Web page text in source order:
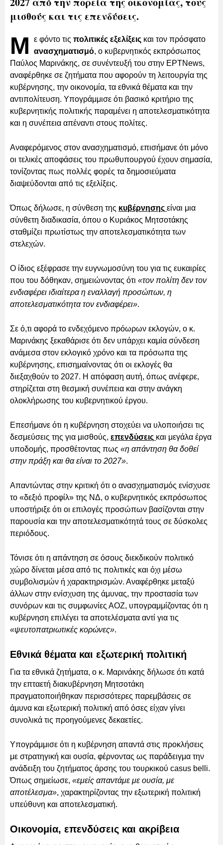
μισθούς και τις επενδύσεις.
Μ ε φόντο τις πολιτικές εξελίξεις και τον πρόσφατο
ανασχηματισμό, ο κυβερνητικός εκπρόσωπος
Παύλος Μαρινάκης, σε συνέντευξή του στην ΕΡΤNews,
αναφέρθηκε σε ζητήματα που αφορούν τη λειτουργία της
κυβέρνησης, την οικονομία, τα εθνικά θέματα και την
αντιπολίτευση. Υπογράμμισε ότι βασικό κριτήριο της
κυβερνητικής πολιτικής παραμένει η αποτελεσματικότητα
και η συνέπεια απέναντι στους πολίτες.
Αναφερόμενος στον ανασχηματισμό, επισήμανε ότι μόνο
οι τελικές αποφάσεις του πρωθυπουργού έχουν σημασία,
τονίζοντας πως πολλές φορές τα δημοσιεύματα
διαψεύδονται από τις εξελίξεις.
Όπως δήλωσε, η σύνθεση της κυβέρνησης είναι μια
σύνθετη διαδικασία, όπου ο Κυριάκος Μητσοτάκης
σταθμίζει πρωτίστως την αποτελεσματικότητα των
στελεχών.
Ο ίδιος εξέφρασε την ευγνωμοσύνη του για τις ευκαιρίες
που του δόθηκαν, σημειώνοντας ότι «τον πολίτη δεν τον
ενδιαφέρει ιδιαίτερα η εναλλαγή προσώπων, η
αποτελεσματικότητα τον ενδιαφέρει».
Σε ό,τι αφορά το ενδεχόμενο πρόωρων εκλογών, ο κ.
Μαρινάκης ξεκαθάρισε ότι δεν υπάρχει καμία σύνδεση
ανάμεσα στον εκλογικό χρόνο και τα πρόσωπα της
κυβέρνησης, επισημαίνοντας ότι οι εκλογές θα
διεξαχθούν το 2027. Η απόφαση αυτή, όπως ανέφερε,
στηρίζεται στη θεσμική συνέπεια και στην ανάγκη
ολοκλήρωσης του κυβερνητικού έργου.
Επεσήμανε ότι η κυβέρνηση στοχεύει να υλοποιήσει τις
δεσμεύσεις της για μισθούς, επενδύσεις και μεγάλα έργα
υποδομής, προσθέτοντας πως «η απάντηση θα δοθεί
στην πράξη και θα είναι το 2027».
Απαντώντας στην κριτική ότι ο ανασχηματισμός ενίσχυσε
το «δεξιό προφίλ» της ΝΔ, ο κυβερνητικός εκπρόσωπος
υποστήριξε ότι οι επιλογές προσώπων βασίζονται στην
παρουσία και την αποτελεσματικότητά τους σε δύσκολες
περιόδους.
Τόνισε ότι η απάντηση σε όσους διεκδικούν πολιτικό
χώρο δίνεται μέσα από τις πολιτικές και όχι μέσω
συμβολισμών ή χαρακτηρισμών. Αναφέρθηκε μεταξύ
άλλων στην ενίσχυση της άμυνας, την προστασία των
συνόρων και τις συμφωνίες ΑΟΖ, υπογραμμίζοντας ότι η
κυβέρνηση επιλέγει τα αποτελέσματα αντί για τις
«ψευτοπατριωτικές κορώνες».
Εθνικά θέματα και εξωτερική πολιτική
Για τα εθνικά ζητήματα, ο κ. Μαρινάκης δήλωσε ότι κατά
την επταετή διακυβέρνηση Μητσοτάκη
πραγματοποιήθηκαν περισσότερες παρεμβάσεις σε
άμυνα και εξωτερική πολιτική από όσες είχαν γίνει
συνολικά τις προηγούμενες δεκαετίες.
Υπογράμμισε ότι η κυβέρνηση απαντά στις προκλήσεις
με στρατηγική και ουσία, φέρνοντας ως παράδειγμα την
ανάδειξη του ζητήματος άρσης του τουρκικού casus belli.
Όπως σημείωσε, «εμείς απαντάμε με ουσία, με
αποτέλεσμα», χαρακτηρίζοντας την εξωτερική πολιτική
υπεύθυνη και αποτελεσματική.
Οικονομία, επενδύσεις και ακρίβεια